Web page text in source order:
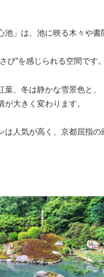
池」は、池に映る木々や書
び”を感じられる空間です。
葉、冬は静かな雪景色と、
が大きく変わります。
は人気が高く、京都屈指の